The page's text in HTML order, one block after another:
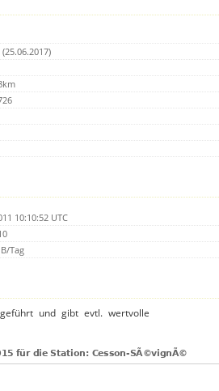
10:10:52 UTC
Tag
und gibt evtl. wertvolle